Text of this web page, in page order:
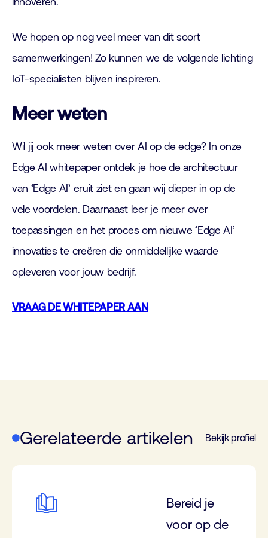
We hopen op nog veel meer van dit soort
samenwerkingen! Zo kunnen we de volgende lichting
IoT-specialisten blijven inspireren.
Meer weten
Wil jij ook meer weten over AI op de edge? In onze
Edge AI whitepaper ontdek je hoe de architectuur
van ‘Edge AI’ eruit ziet en gaan wij dieper in op de
vele voordelen. Daarnaast leer je meer over
toepassingen en het proces om nieuwe ‘Edge AI’
innovaties te creëren die onmiddellijke waarde
opleveren voor jouw bedrijf.
VRAAG DE WHITEPAPER AAN
Gerelateerde artikelen Bekijk profiel
Bereid je
voor op de